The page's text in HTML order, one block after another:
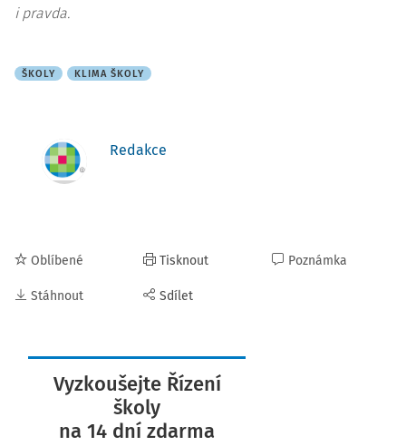
i pravda.
ŠKOLY KLIMA ŠKOLY
Redakce
Oblíbené
Stáhnout
Tisknout
Sdílet
Poznámka
Vyzkoušejte Řízení
školy
na 14 dní zdarma